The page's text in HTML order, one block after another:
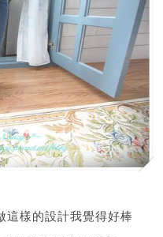
這樣的設計我覺得好棒